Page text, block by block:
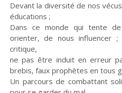
Devant la diversité de nos
éducations ;
Dans ce monde qui tente
orienter, de nous influencer ;
critique,
ne pas être induit en erreur
brebis, faux prophètes en tous
Un parcours de combattant